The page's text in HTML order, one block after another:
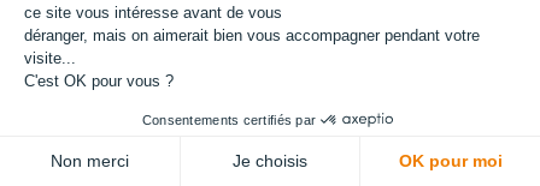
Couleur : Bleu Paon
Facilité d'utilisation : Intermédiaire
208,33€HT
ce site vous intéresse avant de vous
déranger, mais on aimerait bien vous accompagner pendant votre
visite...
C'est OK pour vous ?
Consentements certifiés par
Non merci Je choisis OK pour moi